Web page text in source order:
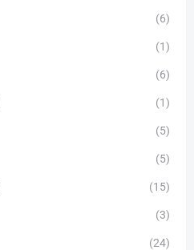
(6)
(1)
(6)
(1)
(5)
(5)
(15)
(3)
(24)